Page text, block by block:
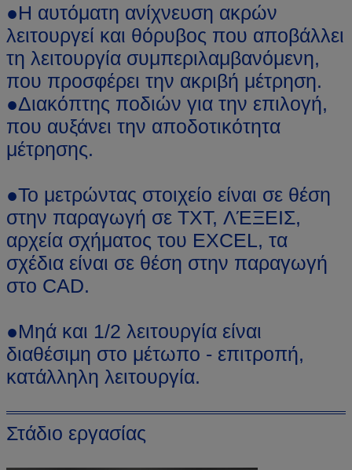
●Η αυτόματη ανίχνευση ακρών
λειτουργεί και θόρυβος που αποβάλλει
τη λειτουργία συμπεριλαμβανόμενη,
που προσφέρει την ακριβή μέτρηση.
●Διακόπτης ποδιών για την επιλογή,
που αυξάνει την αποδοτικότητα
μέτρησης.
●Το μετρώντας στοιχείο είναι σε θέση
στην παραγωγή σε TXT, ΛΈΞΕΙΣ,
αρχεία σχήματος του EXCEL, τα
σχέδια είναι σε θέση στην παραγωγή
στο CAD.
●Μηά και 1/2 λειτουργία είναι
διαθέσιμη στο μέτωπο - επιτροπή,
κατάλληλη λειτουργία.
Στάδιο εργασίας